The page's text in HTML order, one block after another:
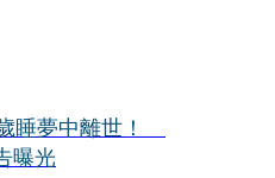
睡夢中離世！
曝光